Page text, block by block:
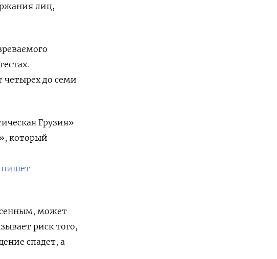
лиц,
четырех до семи
Грузия»
который
пишет
может
риск того,
спадет, а